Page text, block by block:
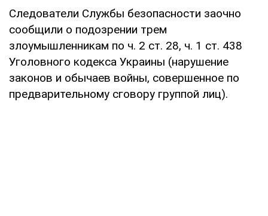
Следователи Службы безопасности заочно
сообщили о подозрении трем
злоумышленникам по ч. 2 ст. 28, ч. 1 ст. 438
Уголовного кодекса Украины (нарушение
законов и обычаев войны, совершенное по
предварительному сговору группой лиц).